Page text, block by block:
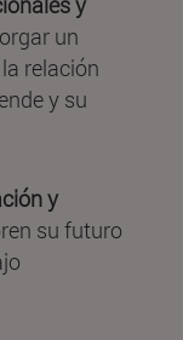
un
relación
y su
y
su futuro